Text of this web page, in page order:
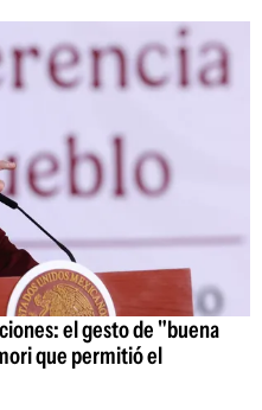
el gesto de "buena
que permitió el